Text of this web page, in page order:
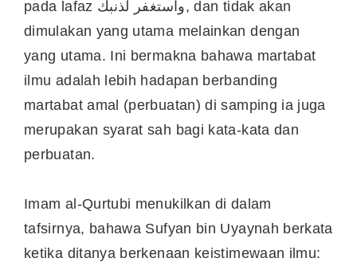
pada lafaz واستغفر لذنبك, dan tidak akan
dimulakan yang utama melainkan dengan
yang utama. Ini bermakna bahawa martabat
ilmu adalah lebih hadapan berbanding
martabat amal (perbuatan) di samping ia juga
merupakan syarat sah bagi kata-kata dan
perbuatan.
Imam al-Qurtubi menukilkan di dalam
tafsirnya, bahawa Sufyan bin Uyaynah berkata
ketika ditanya berkenaan keistimewaan ilmu: